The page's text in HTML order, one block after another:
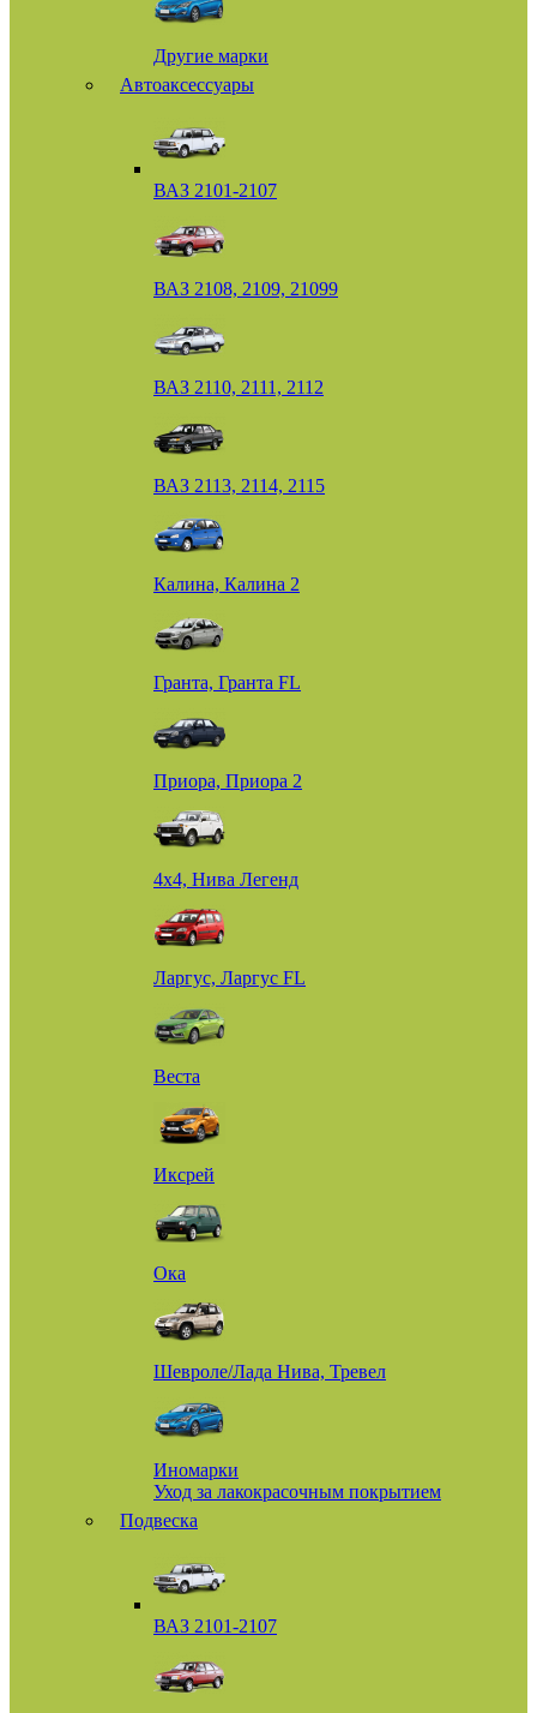
Другие марки
Автоаксессуары
ВАЗ 2101-2107
ВАЗ 2108, 2109, 21099
ВАЗ 2110, 2111, 2112
ВАЗ 2113, 2114, 2115
Калина, Калина 2
Гранта, Гранта FL
Приора, Приора 2
4х4, Нива Легенд
Ларгус, Ларгус FL
Веста
Иксрей
Ока
Шевроле/Лада Нива, Тревел
Иномарки
Уход за лакокрасочным покрытием
Подвеска
ВАЗ 2101-2107